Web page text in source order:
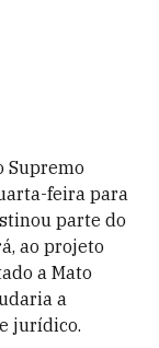
Supremo
feira para
parte do
ao projeto
a Mato
a
jurídico.